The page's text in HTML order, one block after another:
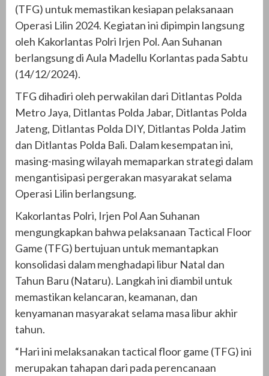
(TFG) untuk memastikan kesiapan pelaksanaan
Operasi Lilin 2024. Kegiatan ini dipimpin langsung
oleh Kakorlantas Polri Irjen Pol. Aan Suhanan
berlangsung di Aula Madellu Korlantas pada Sabtu
(14/12/2024).
TFG dihadiri oleh perwakilan dari Ditlantas Polda
Metro Jaya, Ditlantas Polda Jabar, Ditlantas Polda
Jateng, Ditlantas Polda DIY, Ditlantas Polda Jatim
dan Ditlantas Polda Bali. Dalam kesempatan ini,
masing-masing wilayah memaparkan strategi dalam
mengantisipasi pergerakan masyarakat selama
Operasi Lilin berlangsung.
Kakorlantas Polri, Irjen Pol Aan Suhanan
mengungkapkan bahwa pelaksanaan Tactical Floor
Game (TFG) bertujuan untuk memantapkan
konsolidasi dalam menghadapi libur Natal dan
Tahun Baru (Nataru). Langkah ini diambil untuk
memastikan kelancaran, keamanan, dan
kenyamanan masyarakat selama masa libur akhir
tahun.
“Hari ini melaksanakan tactical floor game (TFG) ini
merupakan tahapan dari pada perencanaan